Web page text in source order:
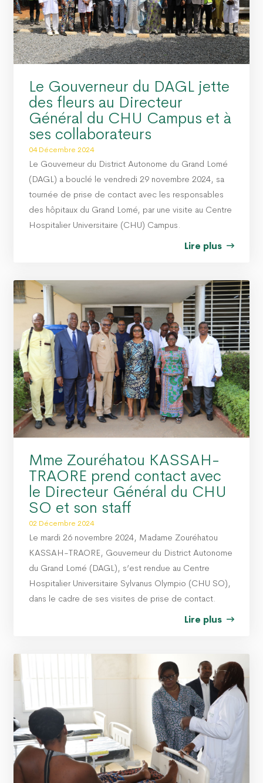
Le Gouverneur du DAGL jette
des fleurs au Directeur
Général du CHU Campus et à
ses collaborateurs
04 Décembre 2024
Le Gouverneur du District Autonome du Grand Lomé
(DAGL) a bouclé le vendredi 29 novembre 2024, sa
tournée de prise de contact avec les responsables
des hôpitaux du Grand Lomé, par une visite au Centre
Hospitalier Universitaire (CHU) Campus.
Lire plus
Mme Zouréhatou KASSAH-
TRAORE prend contact avec
le Directeur Général du CHU
SO et son staff
02 Décembre 2024
Le mardi 26 novembre 2024, Madame Zouréhatou
KASSAH-TRAORE, Gouverneur du District Autonome
du Grand Lomé (DAGL), s’est rendue au Centre
Hospitalier Universitaire Sylvanus Olympio (CHU SO),
dans le cadre de ses visites de prise de contact.
Lire plus